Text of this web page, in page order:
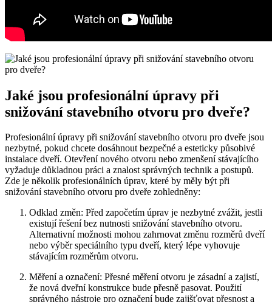
Jaké jsou profesionální úpravy při
snižování stavebního otvoru pro dveře?
Profesionální úpravy při snižování stavebního otvoru pro dveře jsou
nezbytné, pokud chcete dosáhnout bezpečné a esteticky působivé
instalace dveří. Otevření nového otvoru nebo zmenšení stávajícího
vyžaduje důkladnou práci a znalost správných technik a postupů.
Zde je několik profesionálních úprav, které by měly být při
snižování stavebního otvoru pro dveře zohledněny:
Odklad změn: Před započetím úprav je nezbytné zvážit, jestli
existují řešení bez nutnosti snižování stavebního otvoru.
Alternativní možnosti mohou zahrnovat změnu rozměrů dveří
nebo výběr speciálního typu dveří, který lépe vyhovuje
stávajícím rozměrům otvoru.
Měření a označení: Přesné měření otvoru je zásadní a zajistí,
že nová dveřní konstrukce bude přesně pasovat. Použití
správného nástroje pro označení bude zajišťovat přesnost a